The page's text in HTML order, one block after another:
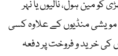
کو مین ہول، نالیوں یا نہر
منڈیوں کے علاوہ کسی
کی خرید و فروخت پر دفعہ